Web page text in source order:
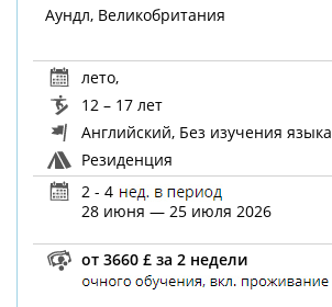
Аундл, Великобритания
лето,
12 – 17 лет
Английский, Без изучения языка
Резиденция
2 - 4
28 июня — 25 июля 2026
от 3660 £ за 2 недели